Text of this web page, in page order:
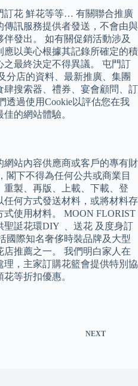
訂花 鮮花等等… 有關聯合推廣
訊服務提供者發送，不會由與
發出。 如有關促銷活動涉及
以美心根據其記錄所確定的積
最終決定不得異議。 屯門訂
分店的資料、最新推廣、集團
搜索器、禮券、宴會顧問、訂
透過使用Cookie以評估您在我
的網站體驗。
網站內容供應商或客戶的專有財
閣下不得為任何公共或商業目
製、再版、上載、下載、登
何方式發送材料，或將材料存
使用材料。 MOON FLORIST
聖誔花環DIY ﹑ 送花 及度身訂
國際知名奢侈時裝品牌及大型
推薦之一。 我們明白家人在
，主家訂購花籃會提供特別協
等折扣優惠。
NEXT